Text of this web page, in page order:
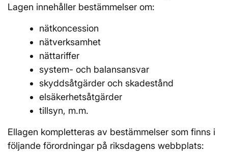
Lagen innehåller bestämmelser om:
nätkoncession
nätverksamhet
nättariffer
system- och balansansvar
skyddsåtgärder och skadestånd
elsäkerhetsåtgärder
tillsyn, m.m.
Ellagen kompletteras av bestämmelser som finns i
följande förordningar på riksdagens webbplats: